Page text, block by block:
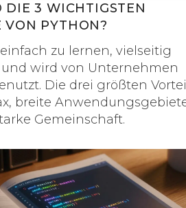
DIE 3 WICHTIGSTEN
VON PYTHON?
zu lernen, vielseitig
wird von Unternehmen
Die drei größten
breite
Gemeinschaft.